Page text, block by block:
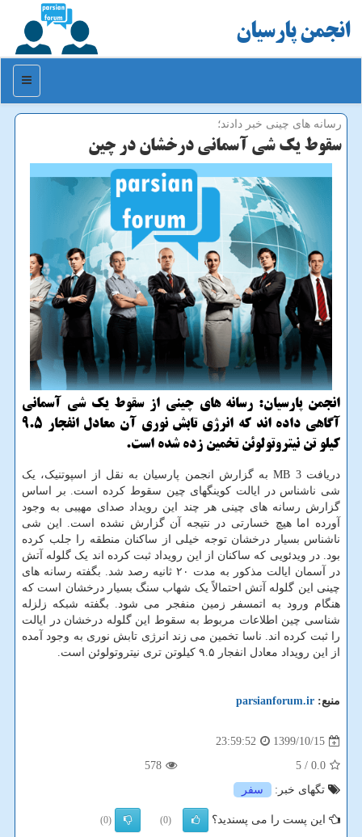
انجمن پارسیان
منو
رسانه های چینی خبر دادند؛
سقوط یك شی آسمانی درخشان در چین
انجمن پارسیان: رسانه های چینی از سقوط یک شی آسمانی
آگاهی داده اند که انرژی تابش نوری آن معادل انفجار 9.5
کیلو تن نیتروتولوئن تخمین زده شده است.
دریافت 3 MB به گزارش انجمن پارسیان به نقل از اسپوتنیک، یک
شی ناشناس در ایالت کوینگهای چین سقوط کرده است. بر اساس
گزارش رسانه های چینی هر چند این رویداد صدای مهیبی به وجود
آورده اما هیچ خسارتی در نتیجه آن گزارش نشده است. این شی
ناشناس بسیار درخشان توجه خیلی از ساکنان منطقه را جلب کرده
بود. در ویدئویی که ساکنان از این رویداد ثبت کرده اند یک گلوله آتش
در آسمان ایالت مذکور به مدت ۲۰ ثانیه رصد شد. بگفته رسانه های
چینی این گلوله آتش احتمالاً یک شهاب سنگ بسیار درخشان است که
هنگام ورود به اتمسفر زمین منفجر می شود. بگفته شبکه زلزله
شناسی چین اطلاعات مربوط به سقوط این گلوله درخشان در ایالت
را ثبت کرده اند. ناسا تخمین می زند انرژی تابش نوری به وجود آمده
از این رویداد معادل انفجار ۹.۵ کیلوتن تری نیتروتولوئن است.
منبع: parsianforum.ir
1399/10/15
23:59:52
0.0
/ 5
578
تگهای خبر:
سفر
این پست را می پسندید؟ (0)
(0)